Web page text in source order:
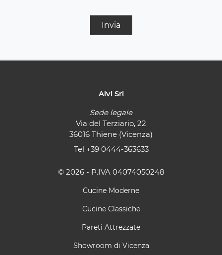
Invia
Alvi Srl
Sede legale
Via del Terziario, 22
36016 Thiene (Vicenza)
Tel +39 0444-363633
© 2026 - P.IVA 04074050248
Cucine Moderne
Cucine Classiche
Pareti Attrezzate
Showroom di Vicenza